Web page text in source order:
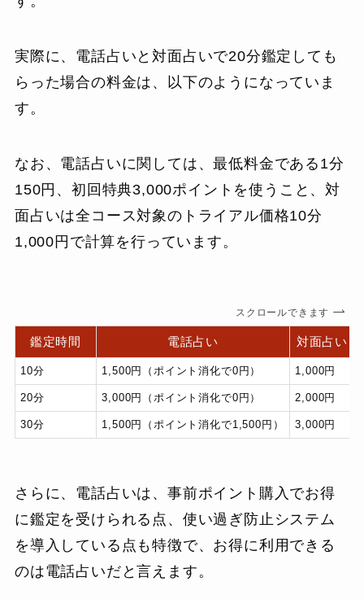
実際に、電話占いと対面占いで20分鑑定しても
らった場合の料金は、以下のようになっていま
す。
なお、電話占いに関しては、最低料金である1分
150円、初回特典3,000ポイントを使うこと、対
面占いは全コース対象のトライアル価格10分
1,000円で計算を行っています。
スクロールできます
鑑定時間 電話占い 対面占い
10分 1,500円（ポイント消化で0円） 1,000円
20分 3,000円（ポイント消化で0円） 2,000円
30分 1,500円（ポイント消化で1,500円） 3,000円
さらに、電話占いは、事前ポイント購入でお得
に鑑定を受けられる点、使い過ぎ防止システム
を導入している点も特徴で、お得に利用できる
のは電話占いだと言えます。